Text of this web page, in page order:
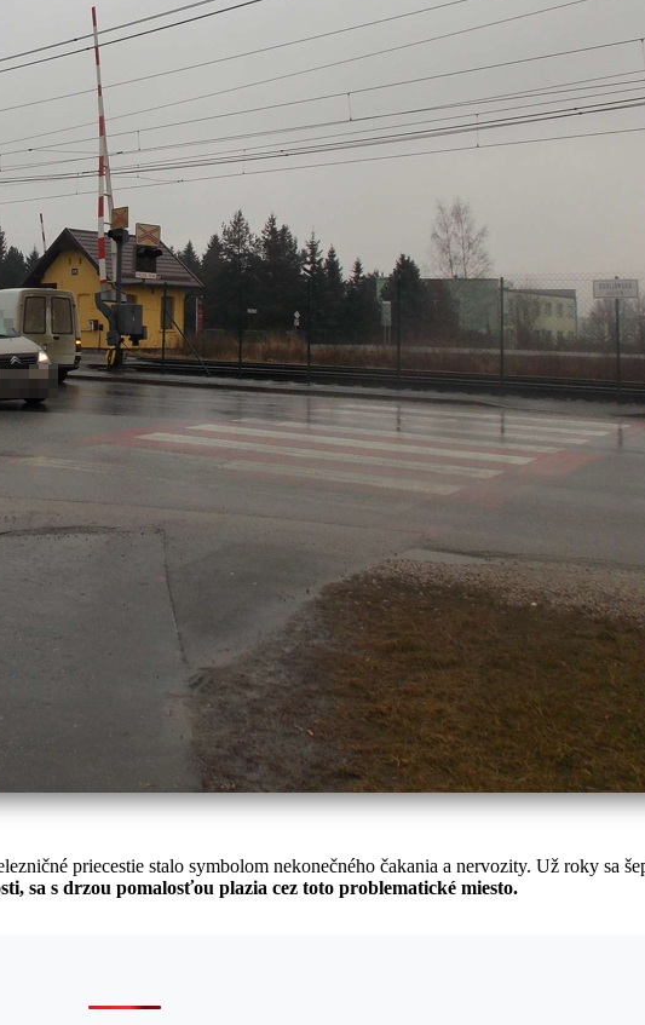
priecestie stalo symbolom nekonečného čakania a nervozity. Už roky sa
sa s drzou pomalosťou plazia cez toto problematické miesto.